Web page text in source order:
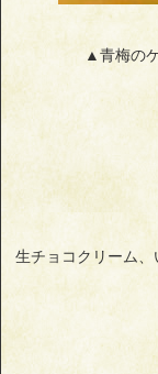
▲青梅の
生チョコクリーム